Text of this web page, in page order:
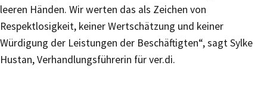
leeren Händen. Wir werten das als Zeichen von
Respektlosigkeit, keiner Wertschätzung und keiner
Würdigung der Leistungen der Beschäftigten“, sagt Sylke
Hustan, Verhandlungsführerin für ver.di.